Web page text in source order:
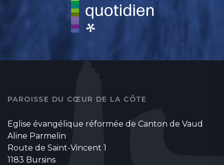
PAROISSE DU CŒUR DE LA CÔTE
Eglise évangélique réformée de Canton de Vaud
Aline Parmelin
Route de Saint-Vincent 1
1183 Bursins